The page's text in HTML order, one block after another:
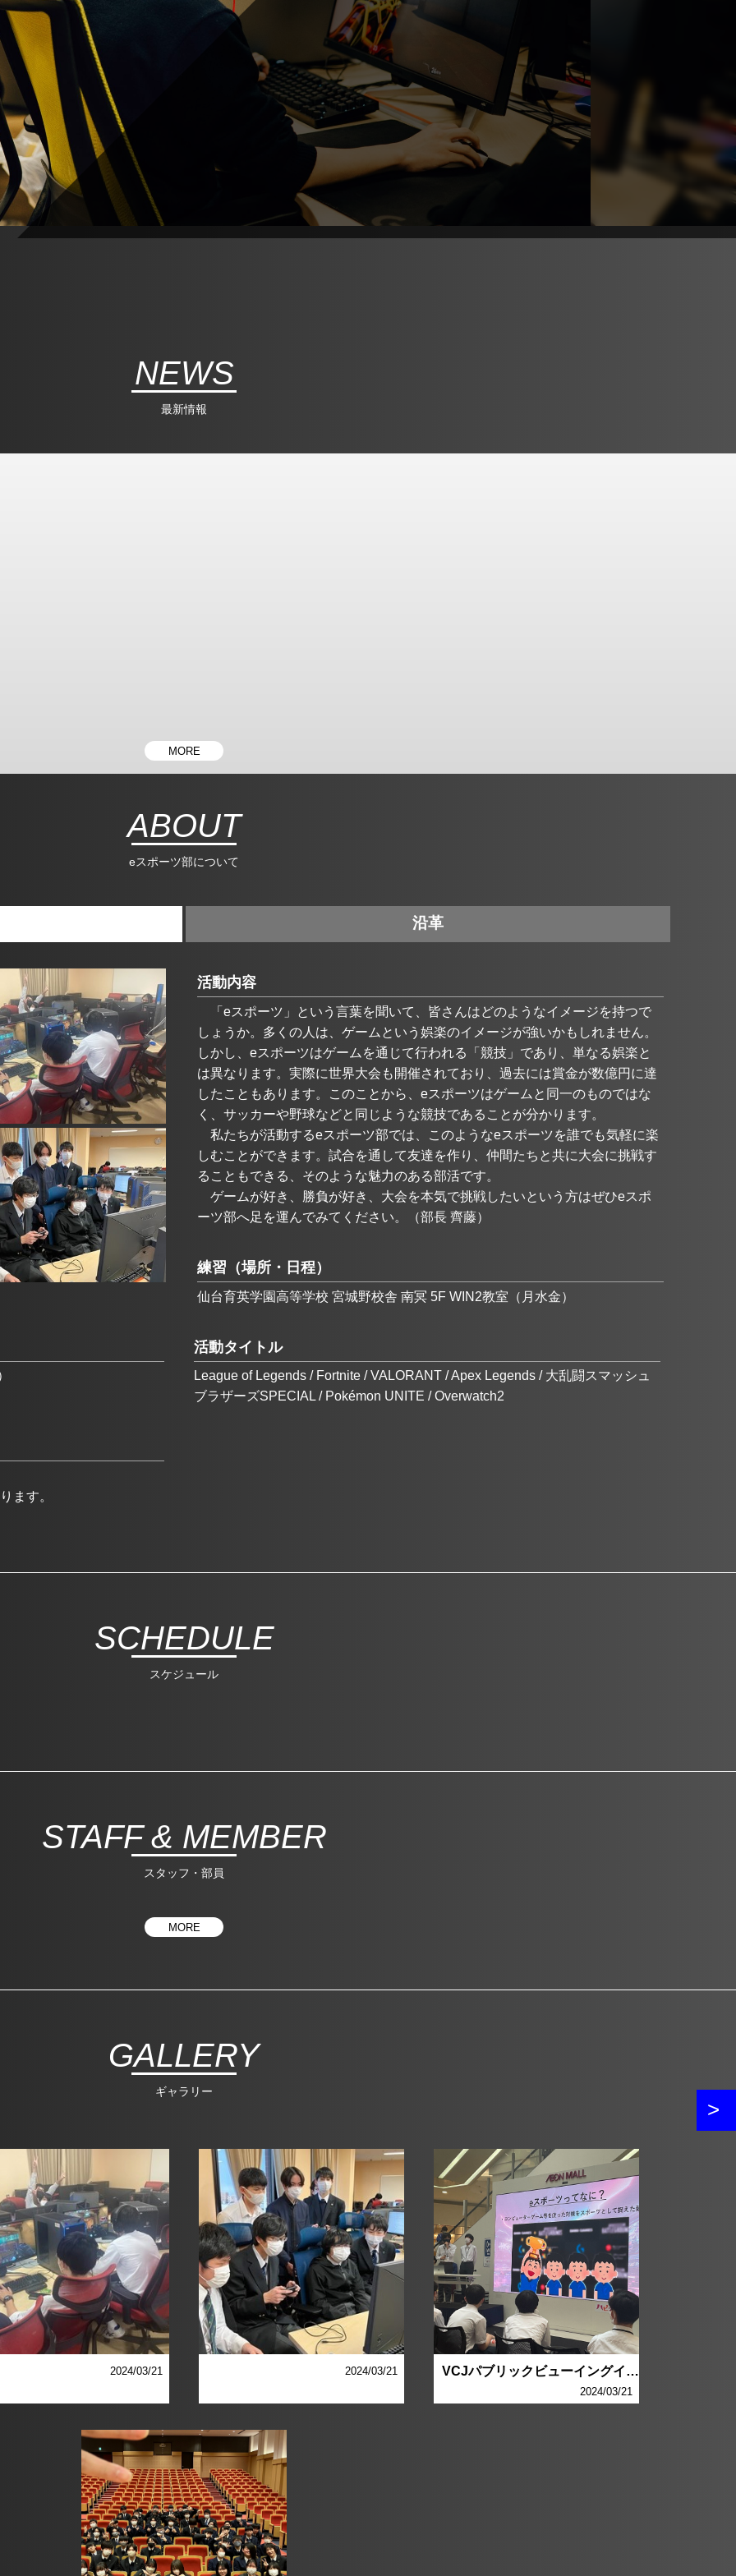
最新情報
NEWS
MORE
eスポーツ部について
ABOUT
沿革
活動内容
「eスポーツ」という言葉を聞いて、皆さんはどのようなイメージを持つで
しょうか。多くの人は、ゲームという娯楽のイメージが強いかもしれません。
しかし、eスポーツはゲームを通じて行われる「競技」であり、単なる娯楽と
は異なります。実際に世界大会も開催されており、過去には賞金が数億円に達
したこともあります。このことから、eスポーツはゲームと同一のものではな
く、サッカーや野球などと同じような競技であることが分かります。
私たちが活動するeスポーツ部では、このようなeスポーツを誰でも気軽に楽
しむことができます。試合を通して友達を作り、仲間たちと共に大会に挑戦す
ることもできる、そのような魅力のある部活です。
ゲームが好き、勝負が好き、大会を本気で挑戦したいという方はぜひeスポ
ーツ部へ足を運んでみてください。（部長 齊藤）
練習（場所・日程）
仙台育英学園高等学校 宮城野校舎 南冥 5F WIN2教室（月水金）
活動タイトル
League of Legends / Fortnite / VALORANT / Apex Legends / 大乱闘スマッシュ
ブラザーズSPECIAL / Pokémon UNITE / Overwatch2
ます。
スケジュール
SCHEDULE
スタッフ・部員
STAFF & MEMBER
MORE
ギャラリー
GALLERY
2024/03/21 2024/03/21 VCJパブリックビューイングイベントにて
2024/03/21